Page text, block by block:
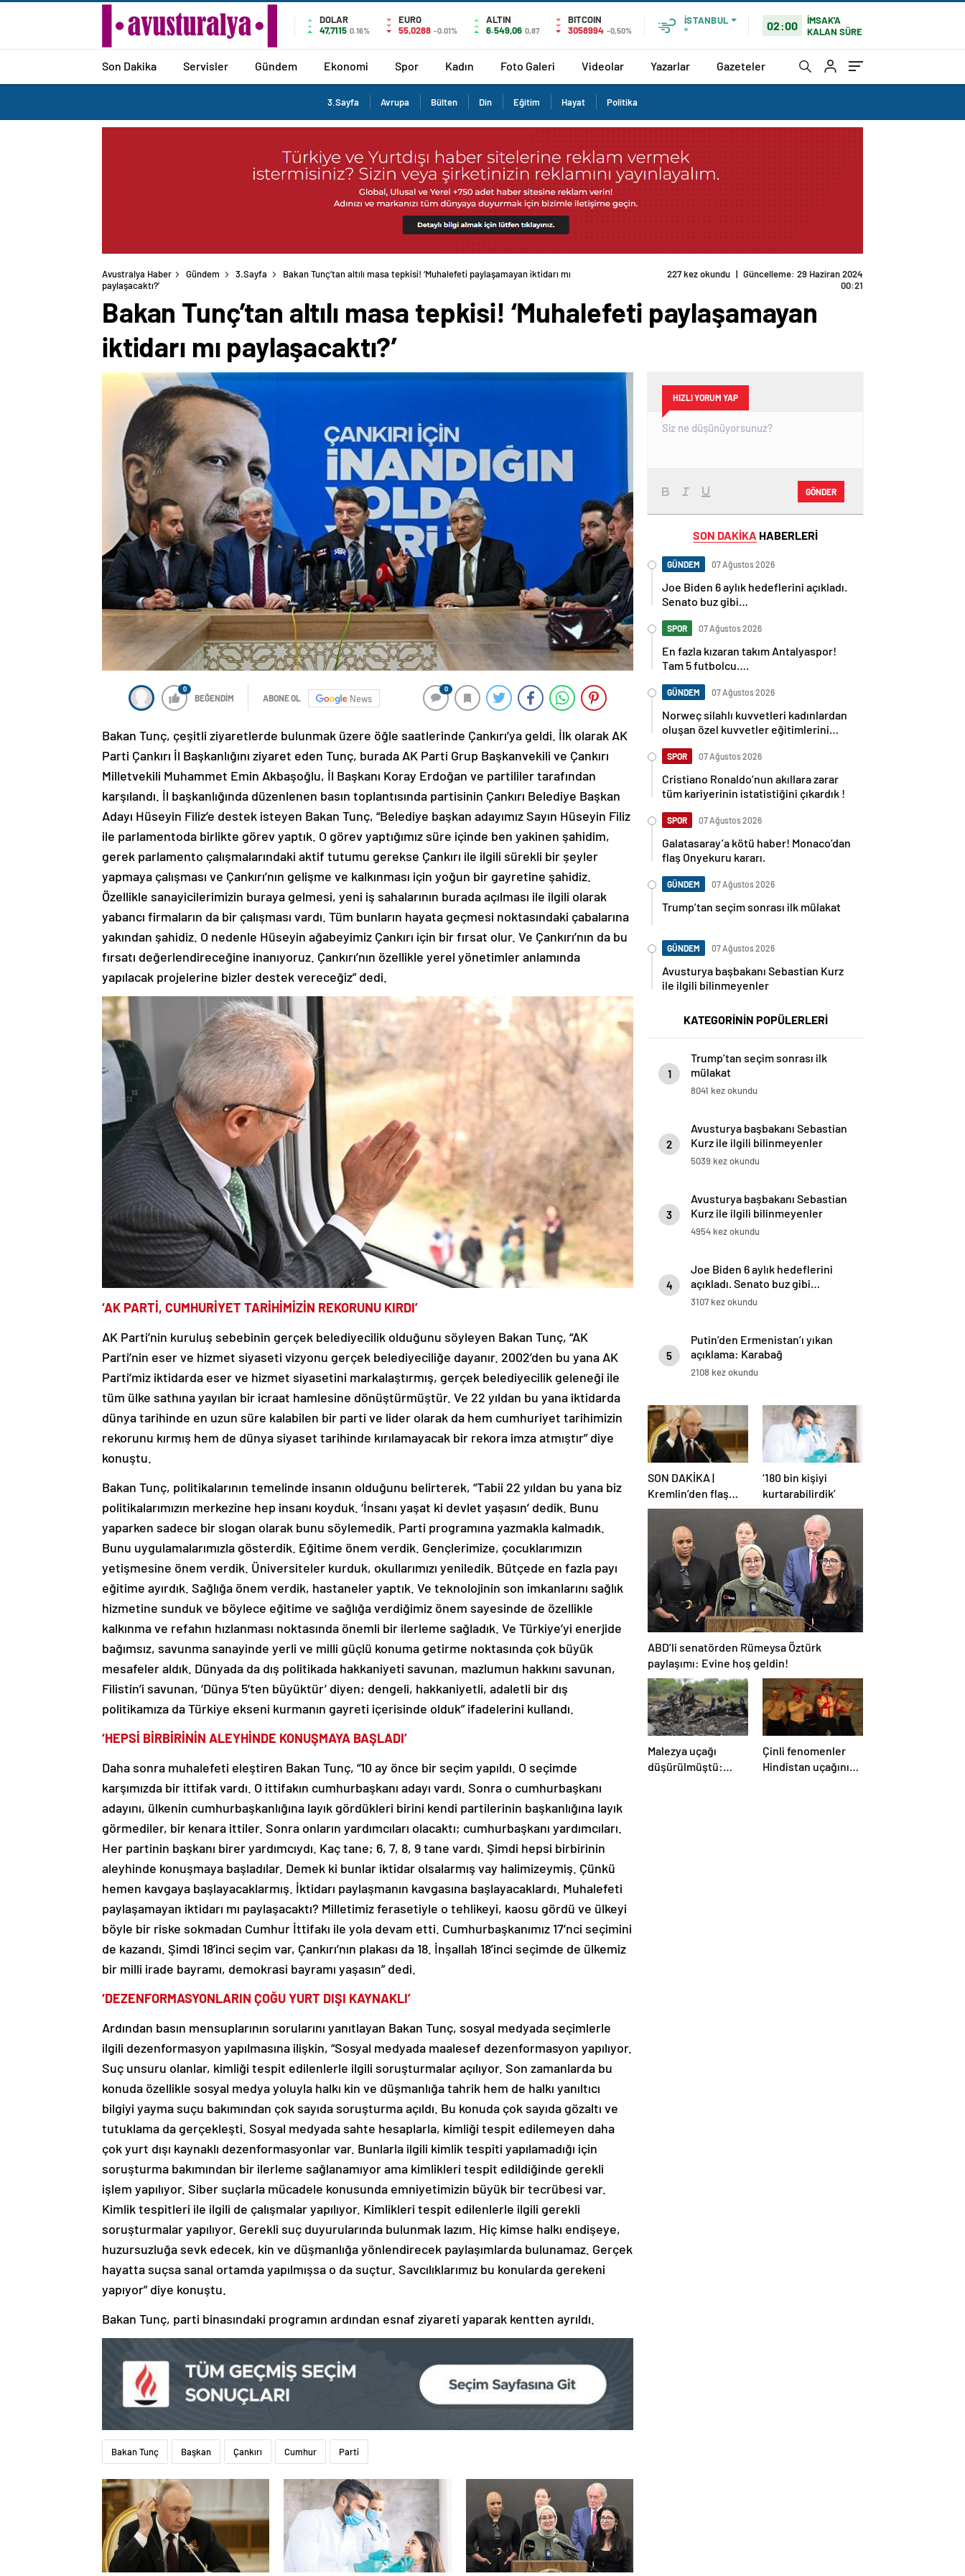
DOLAR
47,7115 0.16%
EURO
55,0288 -0.01%
ALTIN
6.549,06 0,87
BITCOIN
3058994 -0,50%
İSTANBUL
°
02:00
İMSAK'A
KALAN SÜRE
Son Dakika Servisler Gündem Ekonomi Spor Kadın Foto Galeri Videolar Yazarlar Gazeteler
3.Sayfa Avrupa Bülten Din Eğitim Hayat Politika
Avustralya Haber Gündem 3.Sayfa Bakan Tunç’tan altılı masa tepkisi! ‘Muhalefeti paylaşamayan iktidarı mı paylaşacaktı?’
Bakan Tunç’tan altılı masa tepkisi! ‘Muhalefeti paylaşamayan
iktidarı mı paylaşacaktı?’
News
Parti Çankırı İl Başkanlığını ziyaret eden Tunç, burada AK Parti Grup Başkanvekili ve Çankırı
Milletvekili Muhammet Emin Akbaşoğlu, İl Başkanı Koray Erdoğan ve partililer tarafından
karşılandı. İl başkanlığında düzenlenen basın toplantısında partisinin Çankırı Belediye Başkan
Adayı Hüseyin Filiz’e destek isteyen Bakan Tunç, “Belediye başkan adayımız Sayın Hüseyin Filiz
ile parlamentoda birlikte görev yaptık. O görev yaptığımız süre içinde ben yakinen şahidim,
gerek parlamento çalışmalarındaki aktif tutumu gerekse Çankırı ile ilgili sürekli bir şeyler
yapmaya çalışması ve Çankırı’nın gelişme ve kalkınması için yoğun bir gayretine şahidiz.
Özellikle sanayicilerimizin buraya gelmesi, yeni iş sahalarının burada açılması ile ilgili olarak
yabancı firmaların da bir çalışması vardı. Tüm bunların hayata geçmesi noktasındaki çabalarına
yakından şahidiz. O nedenle Hüseyin ağabeyimiz Çankırı için bir fırsat olur. Ve Çankırı’nın da bu
fırsatı değerlendireceğine inanıyoruz. Çankırı’nın özellikle yerel yönetimler anlamında
yapılacak projelerine bizler destek vereceğiz” dedi.
Parti’nin eser ve hizmet siyaseti vizyonu gerçek belediyeciliğe dayanır. 2002’den bu yana AK
Parti’miz iktidarda eser ve hizmet siyasetini markalaştırmış, gerçek belediyecilik geleneği ile
tüm ülke sathına yayılan bir icraat hamlesine dönüştürmüştür. Ve 22 yıldan bu yana iktidarda
dünya tarihinde en uzun süre kalabilen bir parti ve lider olarak da hem cumhuriyet tarihimizin
rekorunu kırmış hem de dünya siyaset tarihinde kırılamayacak bir rekora imza atmıştır” diye
konuştu.
politikalarımızın merkezine hep insanı koyduk. ‘İnsanı yaşat ki devlet yaşasın’ dedik. Bunu
yaparken sadece bir slogan olarak bunu söylemedik. Parti programına yazmakla kalmadık.
Bunu uygulamalarımızla gösterdik. Eğitime önem verdik. Gençlerimize, çocuklarımızın
yetişmesine önem verdik. Üniversiteler kurduk, okullarımızı yeniledik. Bütçede en fazla payı
eğitime ayırdık. Sağlığa önem verdik, hastaneler yaptık. Ve teknolojinin son imkanlarını sağlık
hizmetine sunduk ve böylece eğitime ve sağlığa verdiğimiz önem sayesinde de özellikle
kalkınma ve refahın hızlanması noktasında önemli bir ilerleme sağladık. Ve Türkiye’yi enerjide
bağımsız, savunma sanayinde yerli ve milli güçlü konuma getirme noktasında çok büyük
mesafeler aldık. Dünyada da dış politikada hakkaniyeti savunan, mazlumun hakkını savunan,
Filistin’i savunan, ‘Dünya 5’ten büyüktür’ diyen; dengeli, hakkaniyetli, adaletli bir dış
politikamıza da Türkiye ekseni kurmanın gayreti içerisinde olduk” ifadelerini kullandı.
karşımızda bir ittifak vardı. O ittifakın cumhurbaşkanı adayı vardı. Sonra o cumhurbaşkanı
adayını, ülkenin cumhurbaşkanlığına layık gördükleri birini kendi partilerinin başkanlığına layık
görmediler, bir kenara ittiler. Sonra onların yardımcıları olacaktı; cumhurbaşkanı yardımcıları.
Her partinin başkanı birer yardımcıydı. Kaç tane; 6, 7, 8, 9 tane vardı. Şimdi hepsi birbirinin
aleyhinde konuşmaya başladılar. Demek ki bunlar iktidar olsalarmış vay halimizeymiş. Çünkü
hemen kavgaya başlayacaklarmış. İktidarı paylaşmanın kavgasına başlayacaklardı. Muhalefeti
paylaşamayan iktidarı mı paylaşacaktı? Milletimiz ferasetiyle o tehlikeyi, kaosu gördü ve ülkeyi
böyle bir riske sokmadan Cumhur İttifakı ile yola devam etti. Cumhurbaşkanımız 17’nci seçimini
de kazandı. Şimdi 18’inci seçim var, Çankırı’nın plakası da 18. İnşallah 18’inci seçimde de ülkemiz
bir milli irade bayramı, demokrasi bayramı yaşasın” dedi.
ilgili dezenformasyon yapılmasına ilişkin, “Sosyal medyada maalesef dezenformasyon yapılıyor.
Suç unsuru olanlar, kimliği tespit edilenlerle ilgili soruşturmalar açılıyor. Son zamanlarda bu
konuda özellikle sosyal medya yoluyla halkı kin ve düşmanlığa tahrik hem de halkı yanıltıcı
bilgiyi yayma suçu bakımından çok sayıda soruşturma açıldı. Bu konuda çok sayıda gözaltı ve
tutuklama da gerçekleşti. Sosyal medyada sahte hesaplarla, kimliği tespit edilemeyen daha
çok yurt dışı kaynaklı dezenformasyonlar var. Bunlarla ilgili kimlik tespiti yapılamadığı için
soruşturma bakımından bir ilerleme sağlanamıyor ama kimlikleri tespit edildiğinde gerekli
işlem yapılıyor. Siber suçlarla mücadele konusunda emniyetimizin büyük bir tecrübesi var.
Kimlik tespitleri ile ilgili de çalışmalar yapılıyor. Kimlikleri tespit edilenlerle ilgili gerekli
soruşturmalar yapılıyor. Gerekli suç duyurularında bulunmak lazım. Hiç kimse halkı endişeye,
huzursuzluğa sevk edecek, kin ve düşmanlığa yönlendirecek paylaşımlarda bulunamaz. Gerçek
hayatta suçsa sanal ortamda yapılmışsa o da suçtur. Savcılıklarımız bu konularda gerekeni
yapıyor” diye konuştu.
Bakan Tunç Başkan Çankırı Cumhur Parti
HIZLI YORUM YAP
GÖNDER
Joe Biden 6 aylık hedeflerini açıkladı.
Senato buz gibi…
En fazla kızaran takım Antalyaspor!
Tam 5 futbolcu….
Norweç silahlı kuvvetleri kadınlardan
oluşan özel kuvvetler eğitimlerini
başlattı.
Cristiano Ronaldo’nun akıllara zarar
tüm kariyerinin istatistiğini çıkardık !
Galatasaray’a kötü haber! Monaco’dan
flaş Onyekuru kararı.
Trump’tan seçim sonrası ilk mülakat
Avusturya başbakanı Sebastian Kurz
ile ilgili bilinmeyenler
1
mülakat
8041 kez okundu
2
Kurz ile ilgili bilinmeyenler
5039 kez okundu
3
Kurz ile ilgili bilinmeyenler
4954 kez okundu
4
açıkladı. Senato buz gibi…
3107 kez okundu
5
açıklama: Karabağ
Azerbaycan’ın ayrılmaz bir
parçasıdır!
2108 kez okundu
SON DAKİKA |
Kremlin’den flaş
Türkiye açıklaması!
‘180 bin kişiyi
kurtarabilirdik’
ABD’li senatörden Rümeysa Öztürk
paylaşımı: Evine hoş geldin!
Malezya uçağı
düşürülmüştü:
Rusya sorumlu
Çinli fenomenler
Hindistan uçağının
düşmesiyle dalga